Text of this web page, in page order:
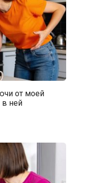
от моей
в ней